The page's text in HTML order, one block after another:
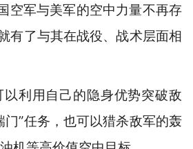
空军与美军的空中力量不再存
有了与其在战役、战术层面相
利用自己的隐身优势突破敌
门”任务，也可以猎杀敌军的轰